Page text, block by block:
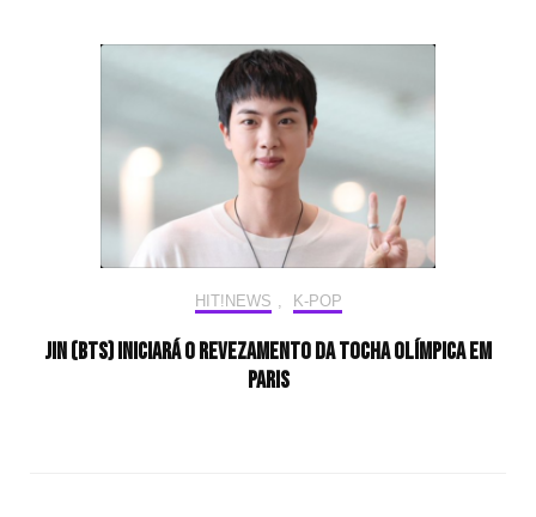
HIT!NEWS K-POP
Jin (BTS) iniciará o revezamento da tocha olímpica em
Paris